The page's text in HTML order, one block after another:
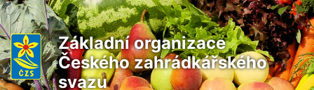
Základní organizace
Českého zahrádkářského
svazu